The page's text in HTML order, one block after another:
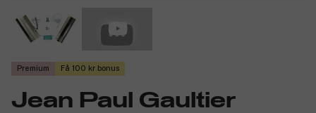
Premium Få 100 kr bonus
Jean Paul Gaultier